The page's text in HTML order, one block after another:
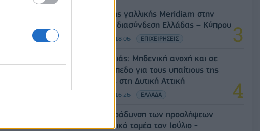
Είσοδος της γαλλικής Meridiam στην
ηλεκτρική διασύνδεση Ελλάδας – Κύπρου
05/08/2026 - 18:06 ΕΠΙΧΕΙΡΗΣΕΙΣ
Ν. Χαρδαλιάς: Μηδενική ανοχή και σε
νομικό επίπεδο για τους υπαίτιους της
πυρκαγιάς στη Δυτική Αττική
05/08/2026 - 16:26 ΕΛΛΑΔΑ
ΗΠΑ: Επιβράδυνση των προσλήψεων
στον ιδιωτικό τομέα τον Ιούλιο -